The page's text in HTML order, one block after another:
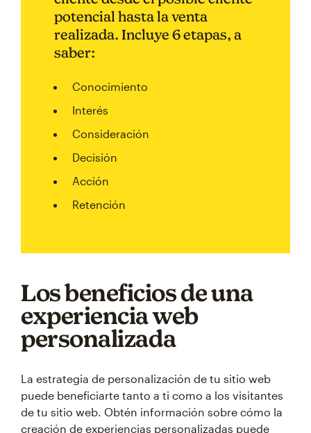
potencial hasta la venta
realizada. Incluye 6 etapas, a
saber:
Conocimiento
Interés
Consideración
Decisión
Acción
Retención
Los beneficios de una
experiencia web
personalizada
La estrategia de personalización de tu sitio web
puede beneficiarte tanto a ti como a los visitantes
de tu sitio web. Obtén información sobre cómo la
creación de experiencias personalizadas puede